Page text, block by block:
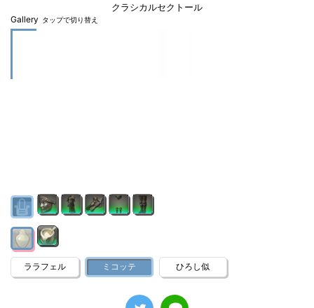
クラシカルセクトール
Gallery タップで切り替え
ララフェル ミコッテ ひろし似